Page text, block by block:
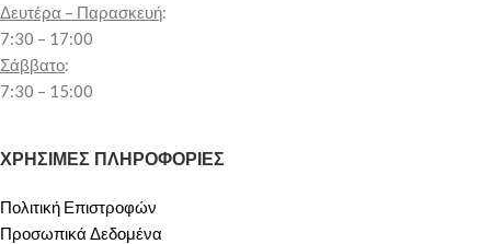
Δευτέρα – Παρασκευή:
7:30 – 17:00
Σάββατο:
7:30 – 15:00
ΧΡΗΣΙΜΕΣ ΠΛΗΡΟΦΟΡΙΕΣ
Πολιτική Επιστροφών
Προσωπικά Δεδομένα